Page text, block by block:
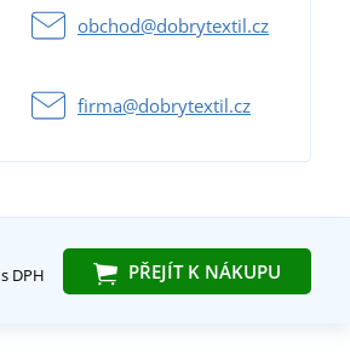
obchod@dobrytextil.cz
firma@dobrytextil.cz
s DPH PŘEJÍT K NÁKUPU